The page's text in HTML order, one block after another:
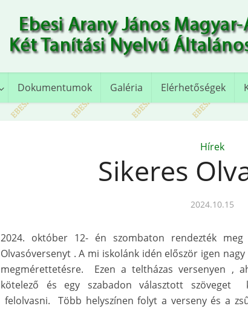
Dokumentumok Galéria Elérhetőségek
Hírek
Sikeres
2024.10.15
2024. október 12- én szombaton rendezték meg
Olvasóversenyt . A mi iskolánk idén először igen
megmérettetésre. Ezen a teltházas versenyen ,
kötelező és egy szabadon választott szöveget
felolvasni. Több helyszínen folyt a verseny és a